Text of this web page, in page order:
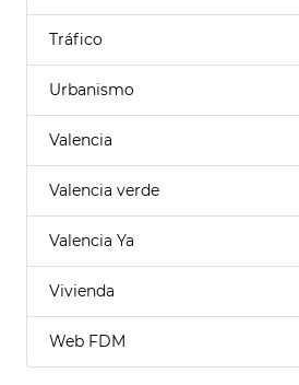
Tráfico
Urbanismo
Valencia
Valencia verde
Valencia Ya
Vivienda
Web FDM